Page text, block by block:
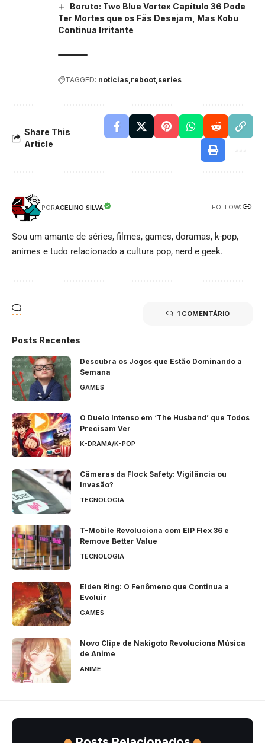
Boruto: Two Blue Vortex Capítulo 36 Pode
Ter Mortes que os Fãs Desejam, Mas Kobu
Continua Irritante
TAGGED: noticias reboot series
Share This
Article
PORACELINO SILVA FOLLOW:
Sou um amante de séries, filmes, games, doramas, k-pop,
animes e tudo relacionado a cultura pop, nerd e geek.
1 COMENTÁRIO
Posts Recentes
Descubra os Jogos que Estão Dominando a
Semana
GAMES
O Duelo Intenso em ‘The Husband’ que Todos
Precisam Ver
K-DRAMA/K-POP
Câmeras da Flock Safety: Vigilância ou
Invasão?
TECNOLOGIA
T-Mobile Revoluciona com EIP Flex 36 e
Remove Better Value
TECNOLOGIA
Elden Ring: O Fenômeno que Continua a
Evoluir
GAMES
Novo Clipe de Nakigoto Revoluciona Música
de Anime
ANIME